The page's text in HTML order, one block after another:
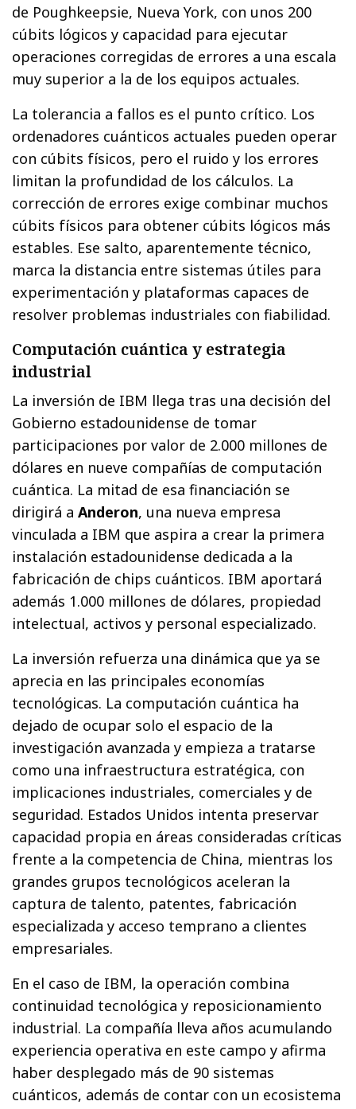
de Poughkeepsie, Nueva York, con unos 200
cúbits lógicos y capacidad para ejecutar
operaciones corregidas de errores a una escala
muy superior a la de los equipos actuales.
La tolerancia a fallos es el punto crítico. Los
ordenadores cuánticos actuales pueden operar
con cúbits físicos, pero el ruido y los errores
limitan la profundidad de los cálculos. La
corrección de errores exige combinar muchos
cúbits físicos para obtener cúbits lógicos más
estables. Ese salto, aparentemente técnico,
marca la distancia entre sistemas útiles para
experimentación y plataformas capaces de
resolver problemas industriales con fiabilidad.
Computación cuántica y estrategia
industrial
La inversión de IBM llega tras una decisión del
Gobierno estadounidense de tomar
participaciones por valor de 2.000 millones de
dólares en nueve compañías de computación
cuántica. La mitad de esa financiación se
dirigirá aAnderon, una nueva empresa
vinculada a IBM que aspira a crear la primera
instalación estadounidense dedicada a la
fabricación de chips cuánticos. IBM aportará
además 1.000 millones de dólares, propiedad
intelectual, activos y personal especializado.
La inversión refuerza una dinámica que ya se
aprecia en las principales economías
tecnológicas. La computación cuántica ha
dejado de ocupar solo el espacio de la
investigación avanzada y empieza a tratarse
como una infraestructura estratégica, con
implicaciones industriales, comerciales y de
seguridad. Estados Unidos intenta preservar
capacidad propia en áreas consideradas críticas
frente a la competencia de China, mientras los
grandes grupos tecnológicos aceleran la
captura de talento, patentes, fabricación
especializada y acceso temprano a clientes
empresariales.
En el caso de IBM, la operación combina
continuidad tecnológica y reposicionamiento
industrial. La compañía lleva años acumulando
experiencia operativa en este campo y afirma
haber desplegado más de 90 sistemas
cuánticos, además de contar con un ecosistema